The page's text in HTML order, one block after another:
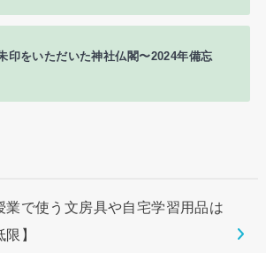
印をいただいた神社仏閣〜2024年備忘
業で使う文房具や自宅学習用品は
】